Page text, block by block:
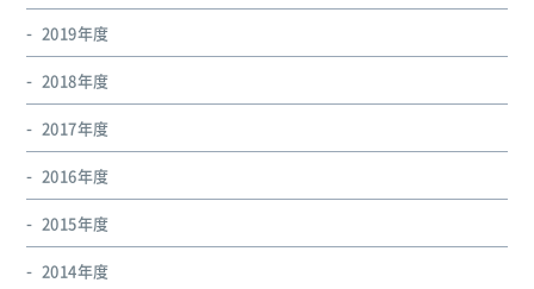
2019年度
2018年度
2017年度
2016年度
2015年度
2014年度